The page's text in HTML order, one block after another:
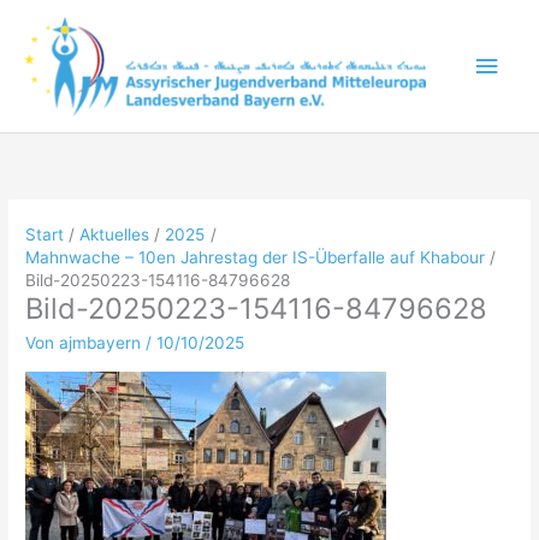
Inhalt
springen
Start Aktuelles
2025
Mahnwache – 10en Jahrestag der IS-Überfalle auf Khabour
Bild-20250223-154116-84796628
Bild-20250223-154116-84796628
Vonajmbayern/10/10/2025